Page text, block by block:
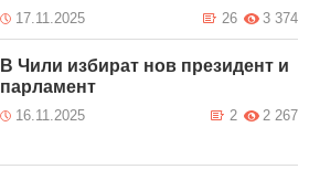
17.11.2025 3 374
26
В Чили избират нов президент и
парламент
16.11.2025 2 267
2